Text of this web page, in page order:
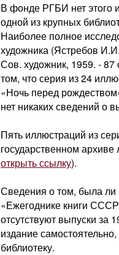
В фонде РГБИ нет этого
одной из крупных
Наиболее полное
художника (Ястребов
Сов. художник, 1959. -
том, что серия из 24
«Ночь перед
нет никаких сведений о
Пять иллюстраций из
государственном
открыть ссылку).
Сведения о том, была ли
«Ежегоднике книги
отсутствуют выпуски за
издание
библиотеку.